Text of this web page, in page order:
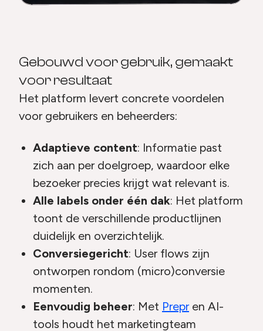
Gebouwd voor gebruik, gemaakt
voor resultaat
Het platform levert concrete voordelen
voor gebruikers en beheerders:
Adaptieve content: Informatie past
zich aan per doelgroep, waardoor elke
bezoeker precies krijgt wat relevant is.
Alle labels onder één dak: Het platform
toont de verschillende productlijnen
duidelijk en overzichtelijk.
Conversiegericht: User flows zijn
ontworpen rondom (micro)conversie
momenten.
Eenvoudig beheer: Met Prepren AI-
tools houdt het marketingteam